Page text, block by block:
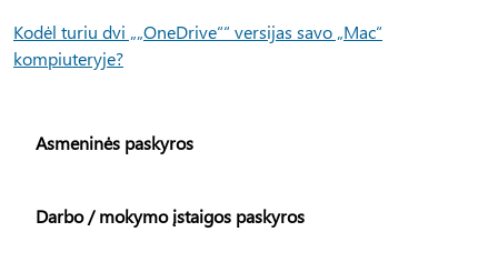
Kodėl turiu dvi „„OneDrive““ versijas savo „Mac“
kompiuteryje?
Asmeninės paskyros
Darbo / mokymo įstaigos paskyros